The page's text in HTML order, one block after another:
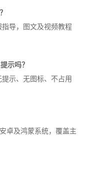
导，图文及视频教程
示吗？
示、无图标、不占用
卓及鸿蒙系统，覆盖主